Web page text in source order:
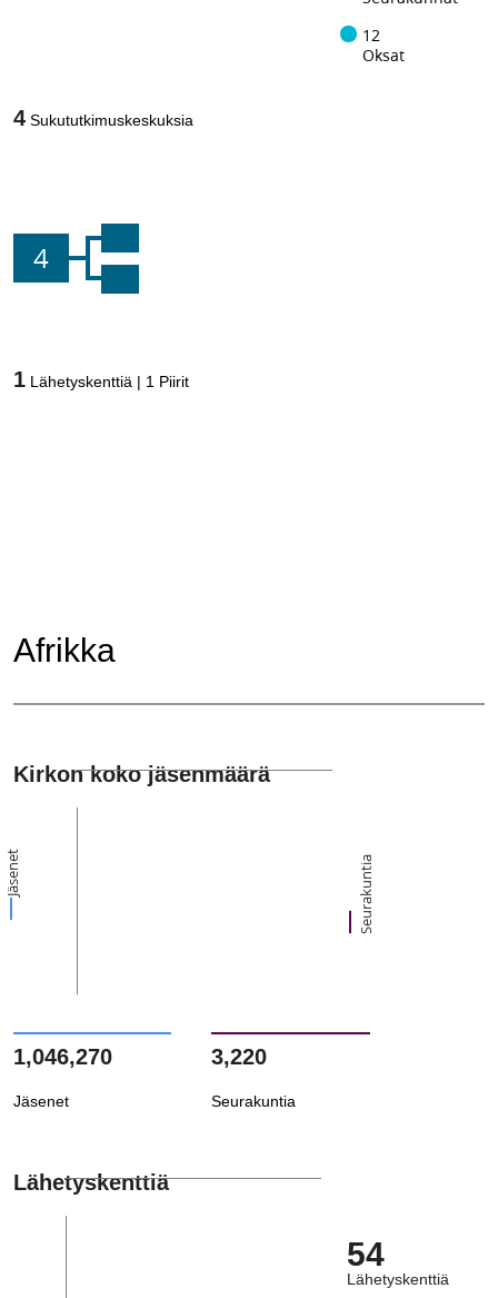
12
Oksat
4 Sukututkimuskeskuksia
4
1 Lähetyskenttiä | 1 Piirit
Afrikka
Kirkon koko jäsenmäärä
Jäsenet Seurakuntia
1,046,270
Jäsenet
3,220
Seurakuntia
Lähetyskenttiä
54
Lähetyskenttiä